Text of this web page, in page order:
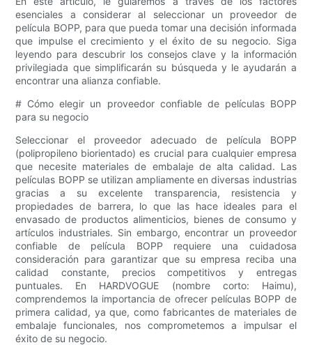
esenciales a considerar al seleccionar un proveedor de
película BOPP, para que pueda tomar una decisión informada
que impulse el crecimiento y el éxito de su negocio. Siga
leyendo para descubrir los consejos clave y la información
privilegiada que simplificarán su búsqueda y le ayudarán a
encontrar una alianza confiable.
# Cómo elegir un proveedor confiable de películas BOPP
para su negocio
Seleccionar el proveedor adecuado de película BOPP
(polipropileno biorientado) es crucial para cualquier empresa
que necesite materiales de embalaje de alta calidad. Las
películas BOPP se utilizan ampliamente en diversas industrias
gracias a su excelente transparencia, resistencia y
propiedades de barrera, lo que las hace ideales para el
envasado de productos alimenticios, bienes de consumo y
artículos industriales. Sin embargo, encontrar un proveedor
confiable de película BOPP requiere una cuidadosa
consideración para garantizar que su empresa reciba una
calidad constante, precios competitivos y entregas
puntuales. En HARDVOGUE (nombre corto: Haimu),
comprendemos la importancia de ofrecer películas BOPP de
primera calidad, ya que, como fabricantes de materiales de
embalaje funcionales, nos comprometemos a impulsar el
éxito de su negocio.